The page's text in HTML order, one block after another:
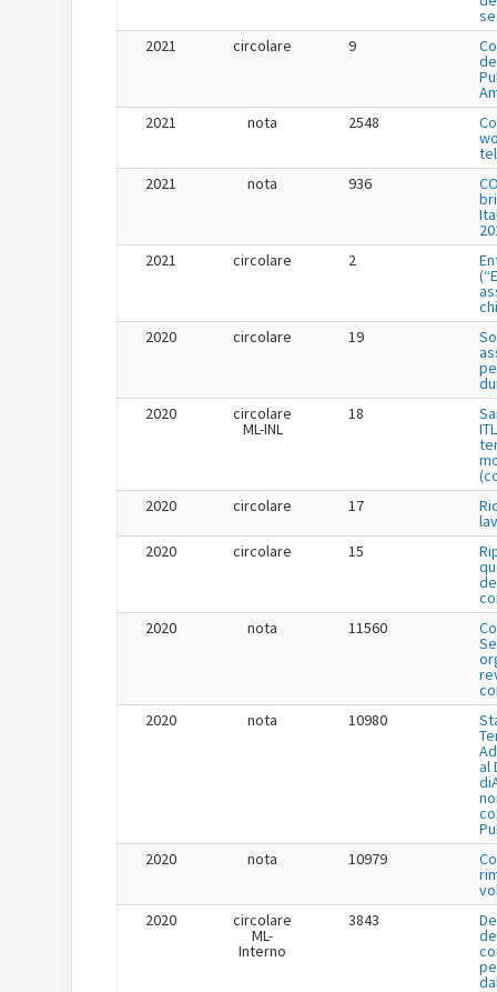
2021
circolare 9
2021
nota 2548
2021
nota 936
2021
circolare 2
2020
circolare 19
2020
circolare
ML-INL
18
2020
circolare 17
2020
circolare 15
2020
nota 11560
2020
nota 10980
al
2020
nota 10979
2020
circolare
ML-
Interno
3843